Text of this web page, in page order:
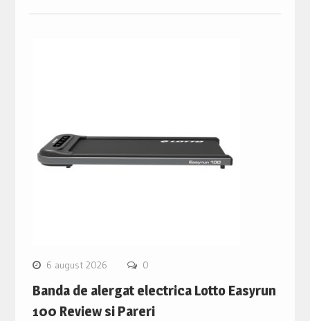
6 august 2026 0
Banda de alergat electrica Lotto Easyrun
100 Review si Pareri